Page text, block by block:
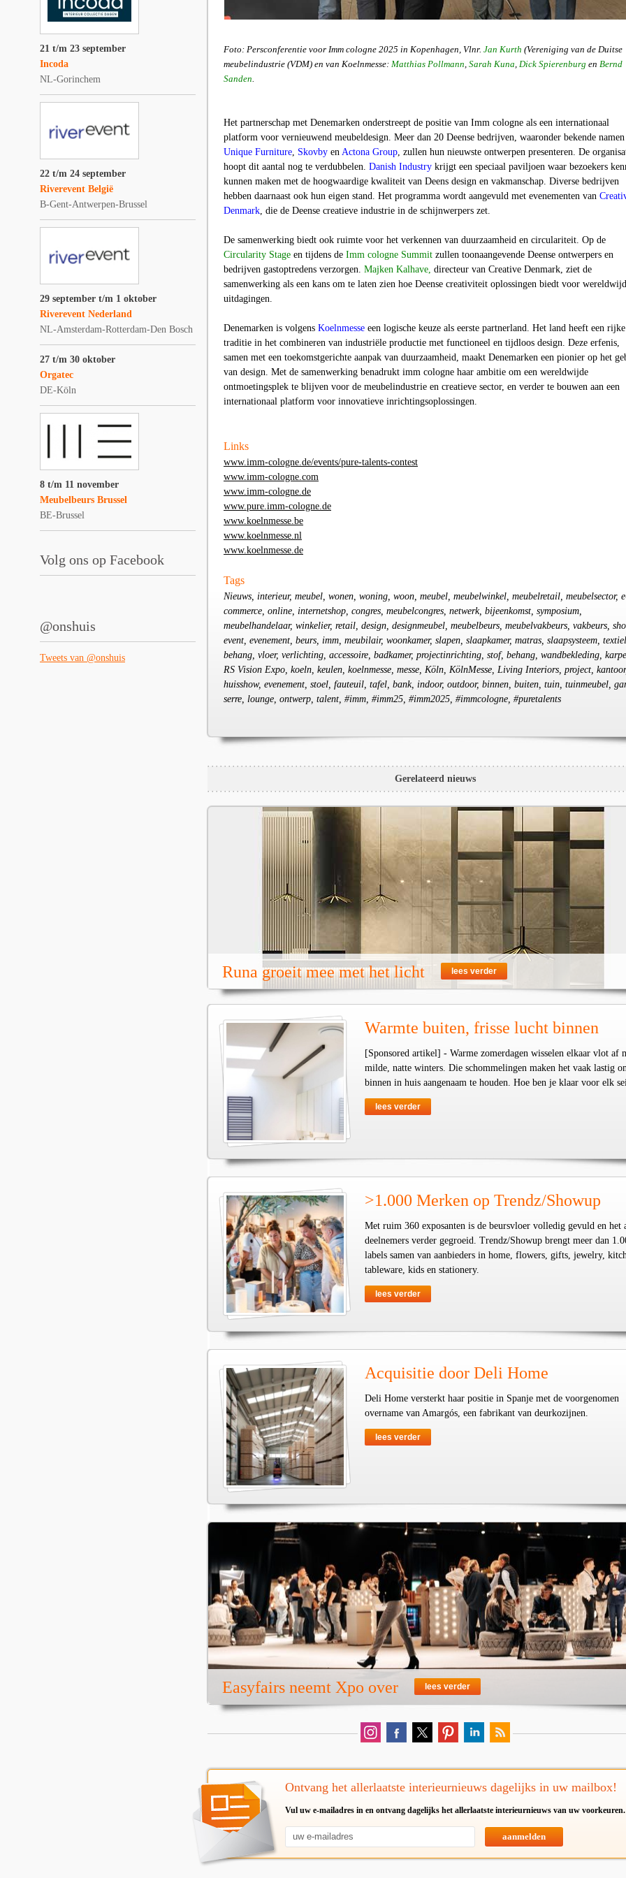
21 t/m 23 september
Incoda
NL-Gorinchem
22 t/m 24 september
Riverevent België
B-Gent-Antwerpen-Brussel
29 september t/m 1 oktober
Riverevent Nederland
NL-Amsterdam-Rotterdam-Den Bosch
27 t/m 30 oktober
Orgatec
DE-Köln
8 t/m 11 november
Meubelbeurs Brussel
BE-Brussel
Volg ons op Facebook
@onshuis
Tweets van @onshuis
Foto: Persconferentie voor Imm cologne 2025 in Kopenhagen, Vlnr. Jan Kurth (Vereniging van de Duitse
meubelindustrie (VDM) en van Koelnmesse: Matthias Pollmann, Sarah Kuna, Dick Spierenburg en Bernd
Sanden.
Het partnerschap met Denemarken onderstreept de positie van Imm cologne als een internationaal
platform voor vernieuwend meubeldesign. Meer dan 20 Deense bedrijven, waaronder bekende namen
Unique Furniture, Skovby en Actona Group, zullen hun nieuwste ontwerpen presenteren. De
hoopt dit aantal nog te verdubbelen. Danish Industry krijgt een speciaal paviljoen waar bezoekers
kunnen maken met de hoogwaardige kwaliteit van Deens design en vakmanschap. Diverse bedrijven
hebben daarnaast ook hun eigen stand. Het programma wordt aangevuld met evenementen van
Denmark, die de Deense creatieve industrie in de schijnwerpers zet.
De samenwerking biedt ook ruimte voor het verkennen van duurzaamheid en circulariteit. Op de
Circularity Stage en tijdens de Imm cologne Summit zullen toonaangevende Deense ontwerpers en
bedrijven gastoptredens verzorgen. Majken Kalhave, directeur van Creative Denmark, ziet de
samenwerking als een kans om te laten zien hoe Deense creativiteit oplossingen biedt voor
uitdagingen.
Denemarken is volgens Koelnmesse een logische keuze als eerste partnerland. Het land heeft een rijke
traditie in het combineren van industriële productie met functioneel en tijdloos design. Deze erfenis,
samen met een toekomstgerichte aanpak van duurzaamheid, maakt Denemarken een pionier op het
van design. Met de samenwerking benadrukt imm cologne haar ambitie om een wereldwijde
ontmoetingsplek te blijven voor de meubelindustrie en creatieve sector, en verder te bouwen aan een
internationaal platform voor innovatieve inrichtingsoplossingen.
Links
www.imm-cologne.de/events/pure-talents-contest
www.imm-cologne.com
www.imm-cologne.de
www.pure.imm-cologne.de
www.koelnmesse.be
www.koelnmesse.nl
www.koelnmesse.de
Tags
Nieuws, interieur, meubel, wonen, woning, woon, meubel, meubelwinkel, meubelretail, meubelsector,
commerce, online, internetshop, congres, meubelcongres, netwerk, bijeenkomst, symposium,
meubelhandelaar, winkelier, retail, design, designmeubel, meubelbeurs, meubelvakbeurs, vakbeurs,
event, evenement, beurs, imm, meubilair, woonkamer, slapen, slaapkamer, matras, slaapsysteem,
behang, vloer, verlichting, accessoire, badkamer, projectinrichting, stof, behang, wandbekleding,
RS Vision Expo, koeln, keulen, koelnmesse, messe, Köln, KölnMesse, Living Interiors, project,
huisshow, evenement, stoel, fauteuil, tafel, bank, indoor, outdoor, binnen, buiten, tuin, tuinmeubel,
serre, lounge, ontwerp, talent, #imm, #imm25, #imm2025, #immcologne, #puretalents
Gerelateerd nieuws
Runa groeit mee met het licht lees verder
Warmte buiten, frisse lucht binnen
[Sponsored artikel] - Warme zomerdagen wisselen elkaar vlot af
milde, natte winters. Die schommelingen maken het vaak lastig
binnen in huis aangenaam te houden. Hoe ben je klaar voor elk
lees verder
>1.000 Merken op Trendz/Showup
Met ruim 360 exposanten is de beursvloer volledig gevuld en het
deelnemers verder gegroeid. Trendz/Showup brengt meer dan
labels samen van aanbieders in home, flowers, gifts, jewelry,
tableware, kids en stationery.
lees verder
Acquisitie door Deli Home
Deli Home versterkt haar positie in Spanje met de voorgenomen
overname van Amargós, een fabrikant van deurkozijnen.
lees verder
Easyfairs neemt Xpo over lees verder
Ontvang het allerlaatste interieurnieuws dagelijks in uw mailbox!
Vul uw e-mailadres in en ontvang dagelijks het allerlaatste interieurnieuws van uw voorkeuren.
aanmelden